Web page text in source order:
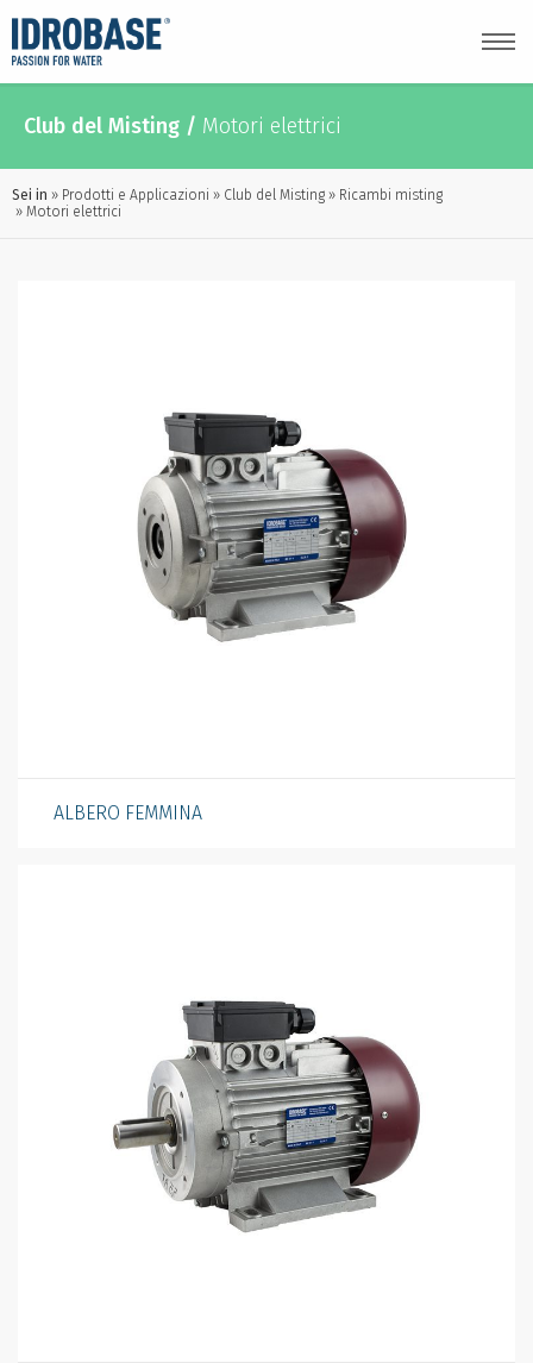
Club del Misting / Motori elettrici
Sei in Prodotti e Applicazioni Club del Misting
Ricambi misting
Motori elettrici
ALBERO FEMMINA